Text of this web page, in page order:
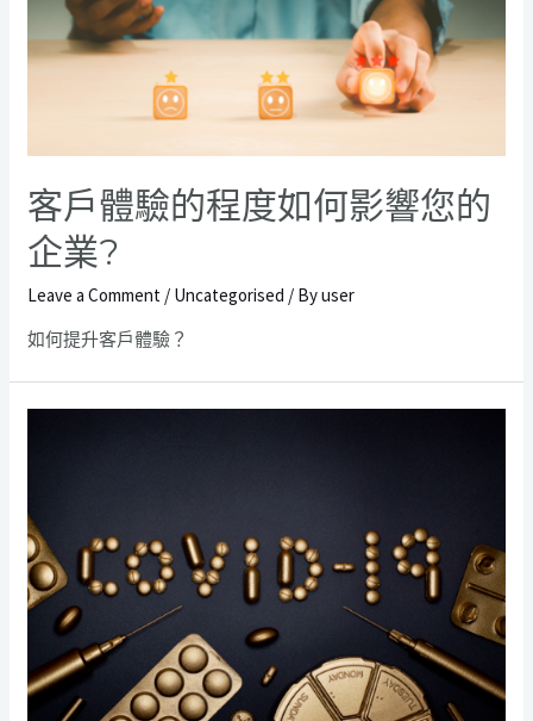
客戶體驗的程度如何影響您的
企業?
Leave a Comment / Uncategorised / Byuser
如何提升客戶體驗？